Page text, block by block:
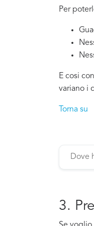
Per
E cosi
variano i
Torna su
3.